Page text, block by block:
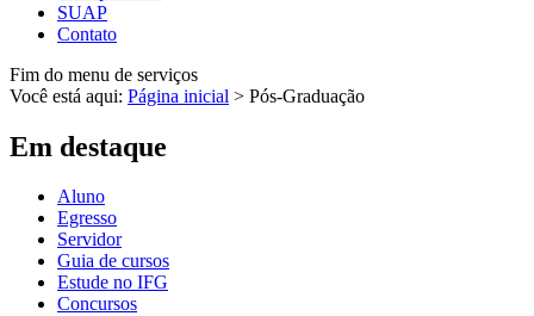
SUAP
Contato
Fim do menu de serviços
Você está aqui: Página inicial > Pós-Graduação
Em destaque
Aluno
Egresso
Servidor
Guia de cursos
Estude no IFG
Concursos